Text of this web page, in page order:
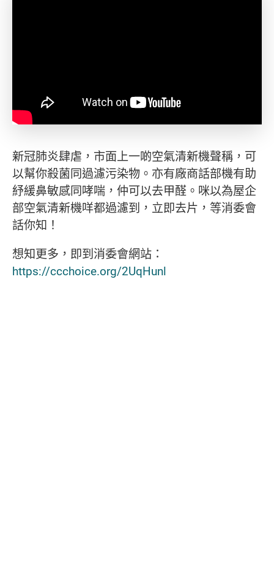
新冠肺炎肆虐，市面上一啲空氣清新機聲稱，可
以幫你殺菌同過濾污染物。亦有廠商話部機有助
紓緩鼻敏感同哮喘，仲可以去甲醛。咪以為屋企
部空氣清新機咩都過濾到，立即去片，等消委會
話你知！
想知更多，即到消委會網站：
https://ccchoice.org/2UqHunl